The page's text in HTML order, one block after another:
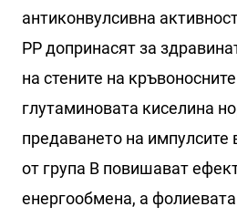
антиконвулсивна
РР допринасят за
на стените на
глутаминовата киселина
предаването на
от група В повишават
енергообмена, а